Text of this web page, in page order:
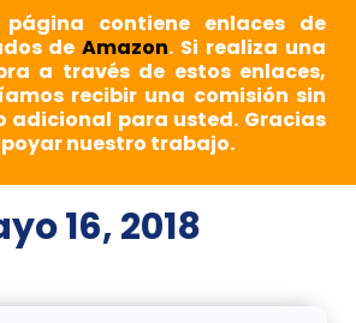
página contiene enlaces de
deAmazon. Si realiza una
a través de estos enlaces,
recibir una comisión sin
adicional para usted. Gracias
nuestro trabajo.
16, 2018